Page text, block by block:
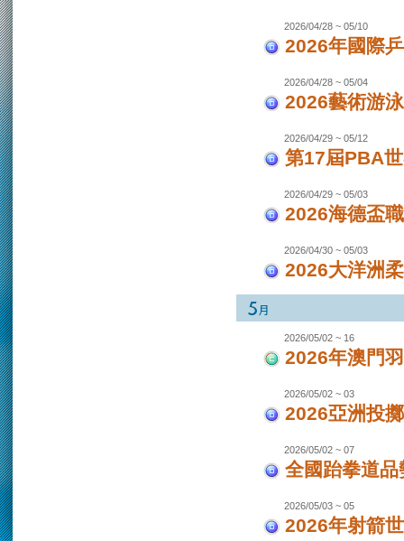
2026/04/28 ~ 05/10
2026年國際
2026/04/28 ~ 05/04
2026藝術游
2026/04/29 ~ 05/12
第17屆PBA
2026/04/29 ~ 05/03
2026海德盃
2026/04/30 ~ 05/03
2026大洋洲
2026/05/02 ~ 16
2026年澳門
2026/05/02 ~ 03
2026亞洲投
2026/05/02 ~ 07
全國跆拳道
2026/05/03 ~ 05
2026年射箭